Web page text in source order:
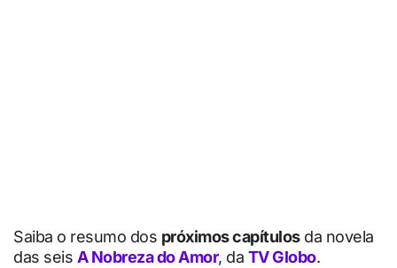
Saiba o resumo dos próximos capítulosda novela
das seis A Nobreza do Amor, da TV Globo.